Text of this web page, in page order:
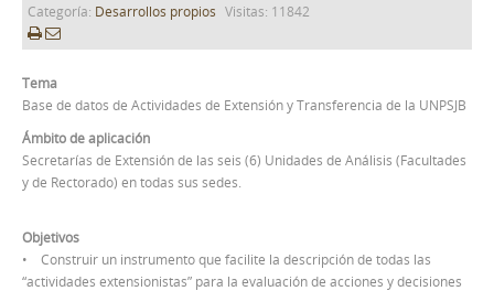
Categoría: Desarrollos propios Visitas: 11842
Tema
Base de datos de Actividades de Extensión y Transferencia de la UNPSJB
Ámbito de aplicación
Secretarías de Extensión de las seis (6) Unidades de Análisis (Facultades
y de Rectorado) en todas sus sedes.
Objetivos
• Construir un instrumento que facilite la descripción de todas las
“actividades extensionistas” para la evaluación de acciones y decisiones